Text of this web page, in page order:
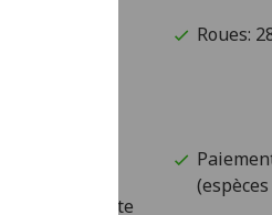
Roues:
valide (Carte